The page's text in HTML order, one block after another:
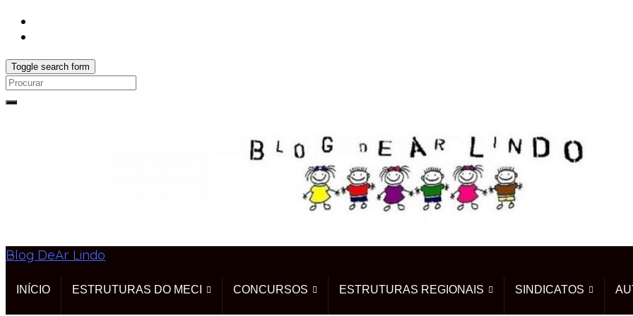
Toggle search form
Search
Blog DeAr Lindo
INÍCIO ESTRUTURAS DO MECI CONCURSOS ESTRUTURAS REGIONAIS SINDICATOS